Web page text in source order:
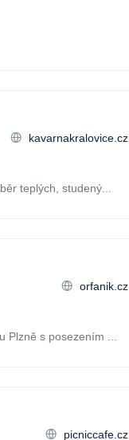
kavarnakralovice.cz
teplých, studený...
orfanik.cz
s posezením ...
picniccafe.cz